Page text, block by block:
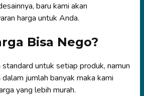
baru kami akan
harga untuk Anda.
Bisa Nego?
standard untuk setiap produk, namun
jumlah banyak maka kami
yang lebih murah.